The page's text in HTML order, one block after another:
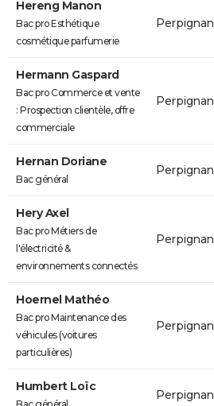
Hereng Manon
Bac pro Esthétique
cosmétique parfumerie
Perpignan
Hermann Gaspard
Bac pro Commerce et vente
: Prospection clientèle, offre
commerciale
Perpignan
Hernan Doriane
Bac général
Perpignan
Hery Axel
Bac pro Métiers de
l'électricité &
environnements connectés
Perpignan
Hoernel Mathéo
Bac pro Maintenance des
véhicules (voitures
particulières)
Perpignan
Humbert Loïc
Perpignan